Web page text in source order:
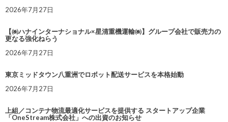
2026年7月27日
【㈱ハナインターナショナル×星清重機運輸㈱】グループ会社で販売力の
更なる強化ねらう
2026年7月27日
東京ミッドタウン八重洲でロボット配送サービスを本格始動
2026年7月27日
上組／コンテナ物流最適化サービスを提供する スタートアップ企業
「OneStream株式会社」への出資のお知らせ